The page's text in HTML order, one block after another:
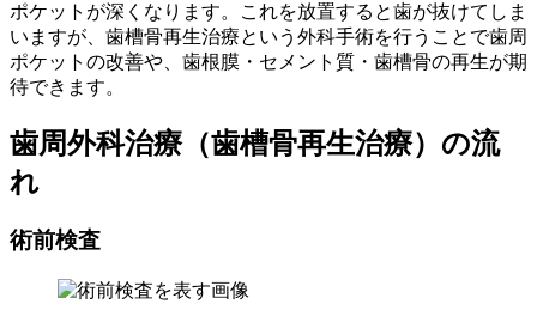
ポケットが深くなります。これを放置すると歯が抜けてしま
いますが、歯槽骨再生治療という外科手術を行うことで歯周
ポケットの改善や、歯根膜・セメント質・歯槽骨の再生が期
待できます。
歯周外科治療（歯槽骨再生治療）の流
れ
術前検査